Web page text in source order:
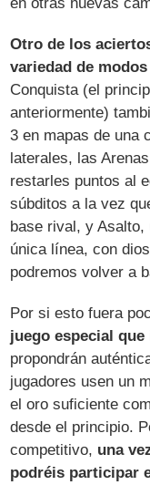
Otro de los
variedad de
Conquista (el
anteriormente)
3 en mapas de una
laterales, las
restarles puntos al
súbditos a la vez
base rival, y Asalto,
única línea, con
podremos volver a
Por si esto fuera
juego especial
propondrán
jugadores usen un
el oro suficiente
desde el principio.
competitivo, una
podréis participar